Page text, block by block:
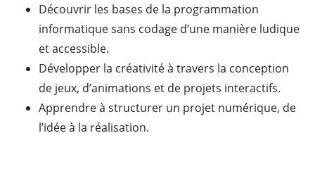
Découvrir les bases de la programmation
informatique sans codage d’une manière ludique
et accessible.
Développer la créativité à travers la conception
de jeux, d’animations et de projets interactifs.
Apprendre à structurer un projet numérique, de
l’idée à la réalisation.